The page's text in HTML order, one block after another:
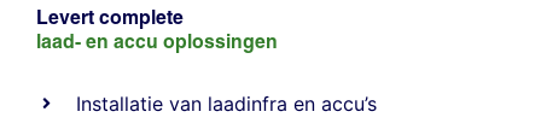
Levert complete
laad- en accu oplossingen
Installatie van laadinfra en accu’s